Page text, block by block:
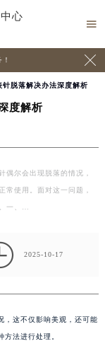
心


脱落解决办法深度解析
度解析
偶尔会出现脱落的情况，
常使用。面对这一问题，
一、…
2025-10-17
，这不仅影响美观，还可能
法进行处理。